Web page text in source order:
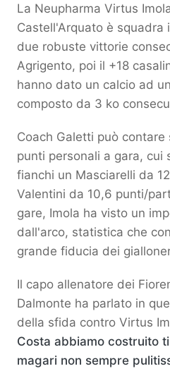
La Neupharma Virtus
Castell'Arquato è
due robuste vittorie
Agrigento, poi il +18
hanno dato un calcio ad
composto da 3 ko
Coach Galetti può
punti personali a gara, cui
fianchi un Masciarelli da
Valentini da 10,6 punti/
gare, Imola ha visto un
dall'arco, statistica che
grande fiducia dei
Il capo allenatore dei
Dalmonte ha parlato in
della sfida contro Virtus
Costa abbiamo costruito
magari non sempre